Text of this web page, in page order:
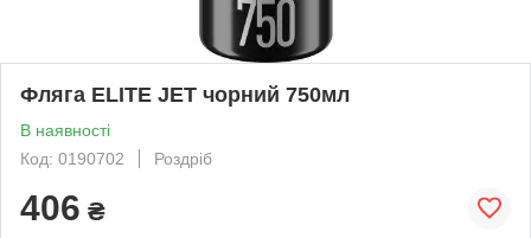
Фляга ELITE JET чорний 750мл
В наявності
Код: 0190702
Роздріб
406 ₴